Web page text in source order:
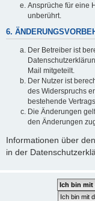
Ansprüche für eine
unberührt.
6.
Der Betreiber ist
Mail mitgeteilt.
Der Nutzer ist
des Widerspruchs
bestehende
Die Änderungen
den Änderungen
Informationen über
in der